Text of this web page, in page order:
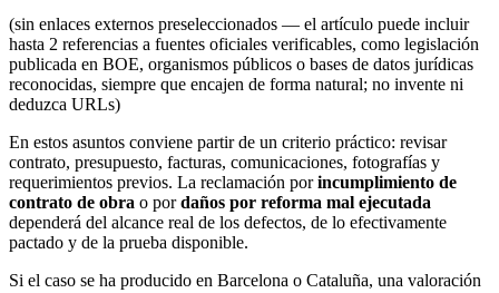
(sin enlaces externos preseleccionados — el artículo puede incluir
hasta 2 referencias a fuentes oficiales verificables, como legislación
publicada en BOE, organismos públicos o bases de datos jurídicas
reconocidas, siempre que encajen de forma natural; no invente ni
deduzca URLs)
En estos asuntos conviene partir de un criterio práctico: revisar
contrato, presupuesto, facturas, comunicaciones, fotografías y
requerimientos previos. La reclamación porincumplimiento de
contrato de obra o pordaños por reforma mal ejecutada
dependerá del alcance real de los defectos, de lo efectivamente
pactado y de la prueba disponible.
Si el caso se ha producido en Barcelona o Cataluña, una valoración